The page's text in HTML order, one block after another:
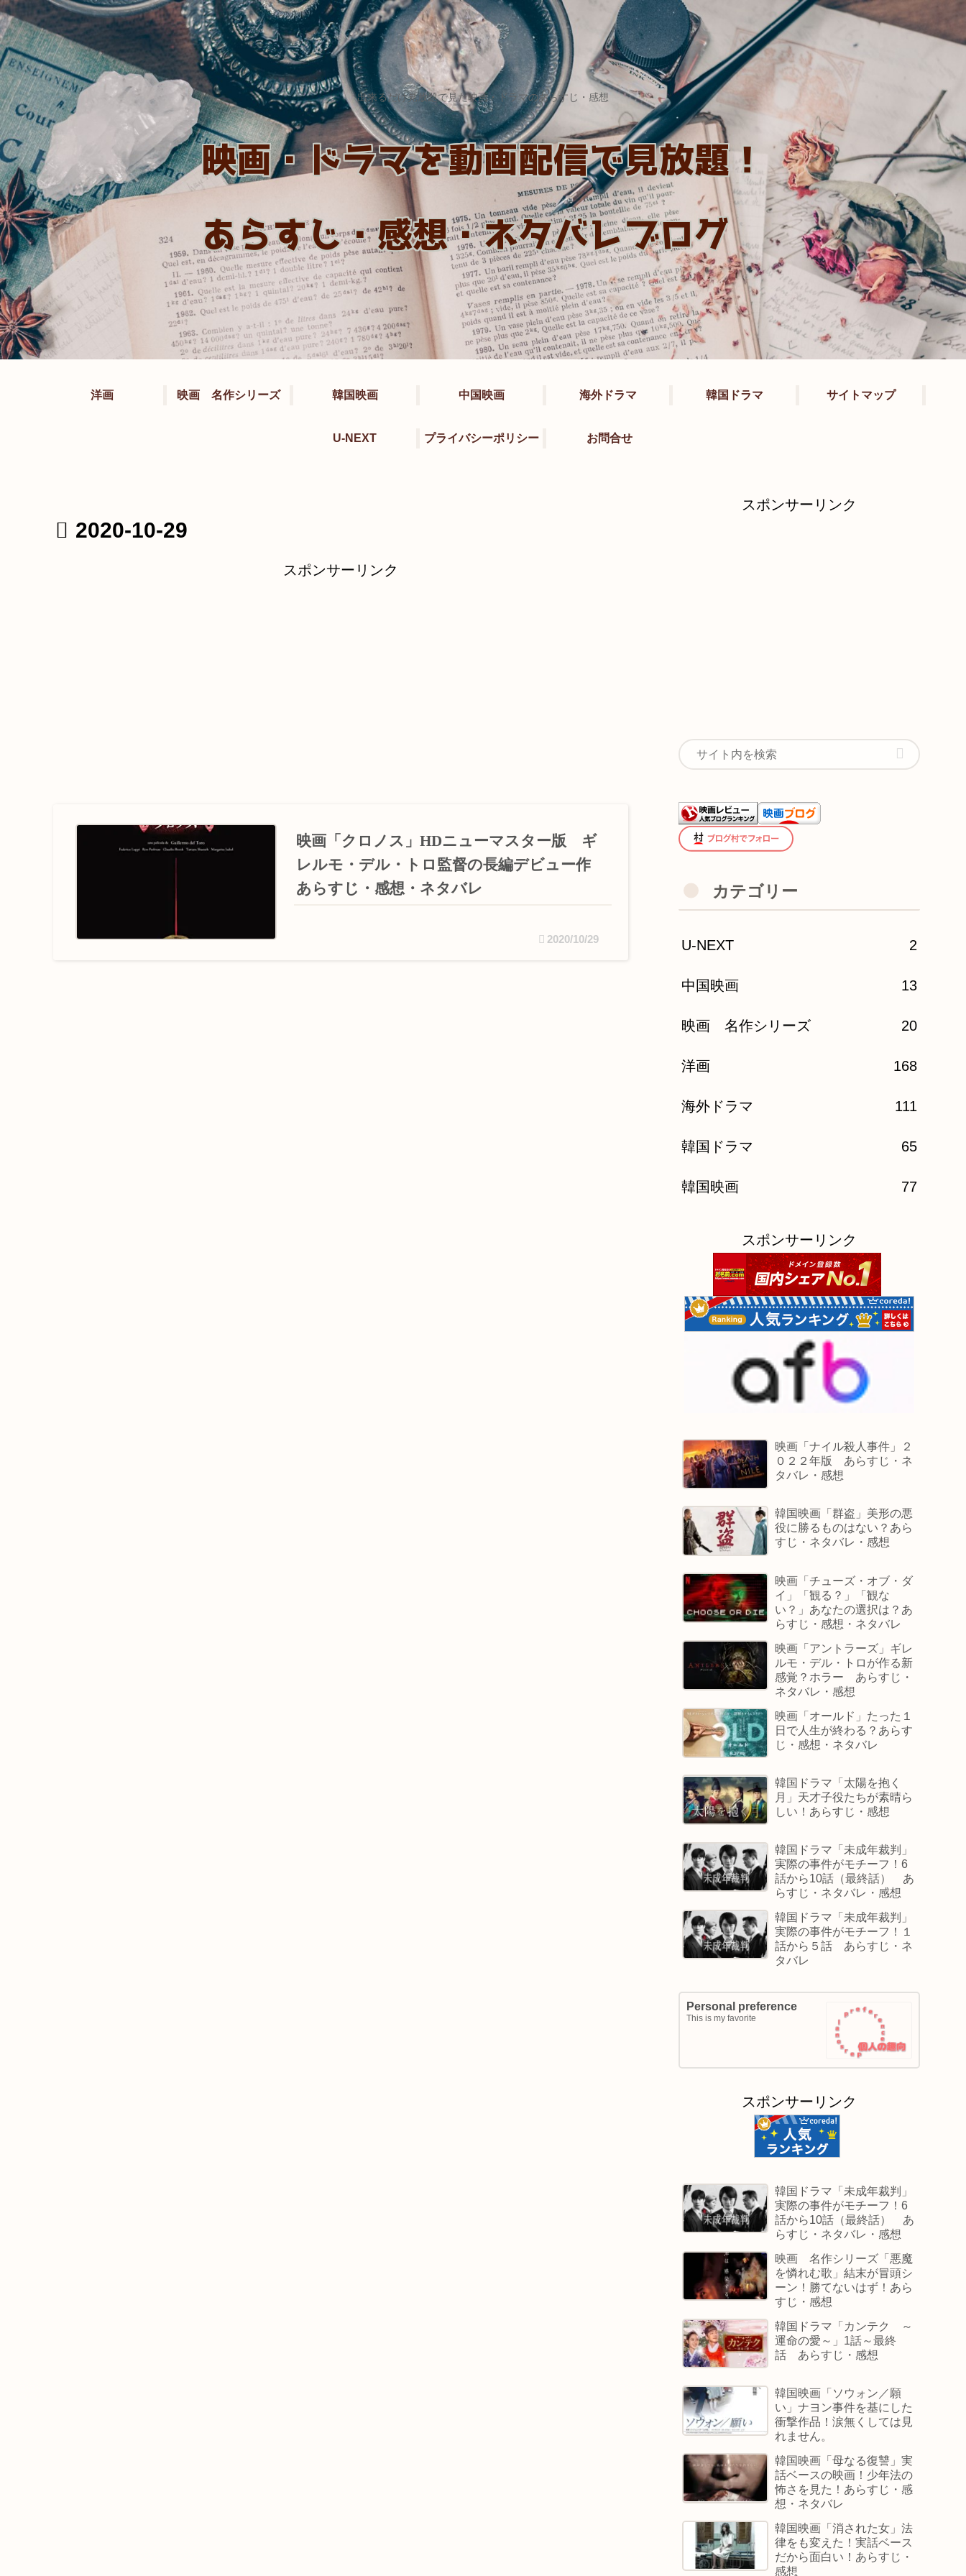
出来るだけ見放題で見た映画・ドラマのあらすじ・感想
洋画 映画 名作シリーズ 韓国映画 中国映画 海外ドラマ 韓国ドラマ サイトマップ
U-NEXT プライバシーポリシー お問合せ
2020-10-29
スポンサーリンク
映画「クロノス」HDニューマスター版 ギ
レルモ・デル・トロ監督の長編デビュー作
あらすじ・感想・ネタバレ
2020/10/29
スポンサーリンク
カテゴリー
U-NEXT 2
中国映画 13
映画 名作シリーズ 20
洋画 168
海外ドラマ 111
韓国ドラマ 65
韓国映画 77
スポンサーリンク
映画「ナイル殺人事件」２
０２２年版 あらすじ・ネ
タバレ・感想
韓国映画「群盗」美形の悪
役に勝るものはない？あら
すじ・ネタバレ・感想
映画「チューズ・オブ・ダ
イ」「観る？」「観な
い？」あなたの選択は？あ
らすじ・感想・ネタバレ
映画「アントラーズ」ギレ
ルモ・デル・トロが作る新
感覚？ホラー あらすじ・
ネタバレ・感想
映画「オールド」たった１
日で人生が終わる？あらす
じ・感想・ネタバレ
韓国ドラマ「太陽を抱く
月」天才子役たちが素晴ら
しい！あらすじ・感想
韓国ドラマ「未成年裁判」
実際の事件がモチーフ！6
話から10話（最終話） あ
らすじ・ネタバレ・感想
韓国ドラマ「未成年裁判」
実際の事件がモチーフ！１
話から５話 あらすじ・ネ
タバレ
Personal preference
This is my favorite
スポンサーリンク
韓国ドラマ「未成年裁判」
実際の事件がモチーフ！6
話から10話（最終話） あ
らすじ・ネタバレ・感想
映画 名作シリーズ「悪魔
を憐れむ歌」結末が冒頭シ
ーン！勝てないはず！あら
すじ・感想
韓国ドラマ「カンテク ～
運命の愛～」1話～最終
話 あらすじ・感想
韓国映画「ソウォン／願
い」ナヨン事件を基にした
衝撃作品！涙無くしては見
れません。
韓国映画「母なる復讐」実
話ベースの映画！少年法の
怖さを見た！あらすじ・感
想・ネタバレ
韓国映画「消された女」法
律をも変えた！実話ベース
だから面白い！あらすじ・
感想